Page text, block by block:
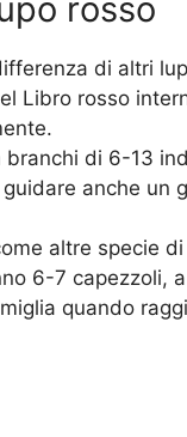
rosso
di altri
Libro rosso
branchi di 6-13
anche un
altre specie
6-7 capezzoli,
quando